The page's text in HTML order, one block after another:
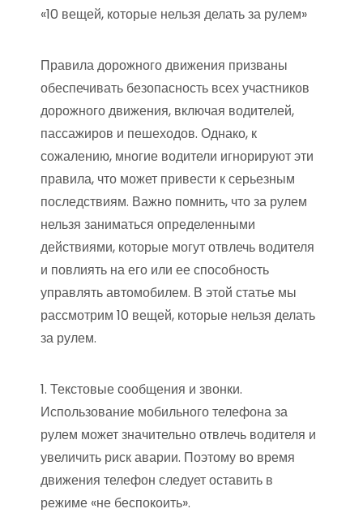
«10 вещей, которые нельзя делать за рулем»
Правила дорожного движения призваны
обеспечивать безопасность всех участников
дорожного движения, включая водителей,
пассажиров и пешеходов. Однако, к
сожалению, многие водители игнорируют эти
правила, что может привести к серьезным
последствиям. Важно помнить, что за рулем
нельзя заниматься определенными
действиями, которые могут отвлечь водителя
и повлиять на его или ее способность
управлять автомобилем. В этой статье мы
рассмотрим 10 вещей, которые нельзя делать
за рулем.
1. Текстовые сообщения и звонки.
Использование мобильного телефона за
рулем может значительно отвлечь водителя и
увеличить риск аварии. Поэтому во время
движения телефон следует оставить в
режиме «не беспокоить».